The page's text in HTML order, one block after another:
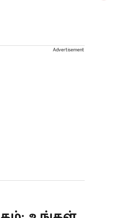
Advertisement